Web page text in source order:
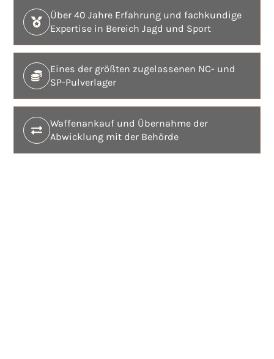
Über 40 Jahre Erfahrung und fachkundige
Expertise in Bereich Jagd und Sport
Eines der größten zugelassenen NC- und
SP-Pulverlager
Waffenankauf und Übernahme der
Abwicklung mit der Behörde